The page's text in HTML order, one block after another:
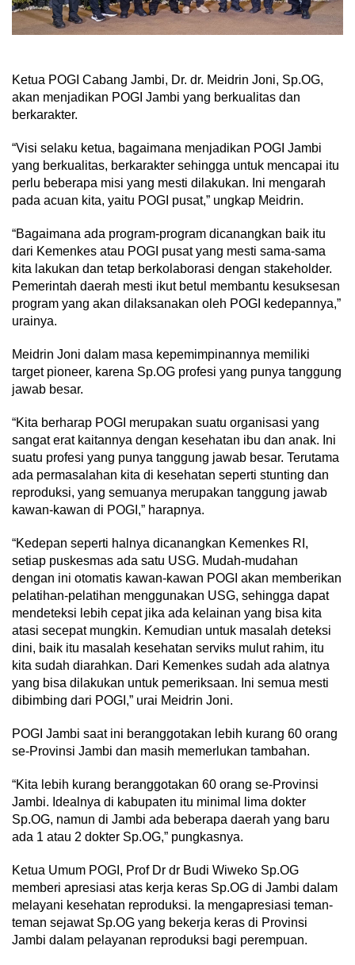
Ketua POGI Cabang Jambi, Dr. dr. Meidrin Joni, Sp.OG,
akan menjadikan POGI Jambi yang berkualitas dan
berkarakter.
“Visi selaku ketua, bagaimana menjadikan POGI Jambi
yang berkualitas, berkarakter sehingga untuk mencapai itu
perlu beberapa misi yang mesti dilakukan. Ini mengarah
pada acuan kita, yaitu POGI pusat,” ungkap Meidrin.
“Bagaimana ada program-program dicanangkan baik itu
dari Kemenkes atau POGI pusat yang mesti sama-sama
kita lakukan dan tetap berkolaborasi dengan stakeholder.
Pemerintah daerah mesti ikut betul membantu kesuksesan
program yang akan dilaksanakan oleh POGI kedepannya,”
urainya.
Meidrin Joni dalam masa kepemimpinannya memiliki
target pioneer, karena Sp.OG profesi yang punya tanggung
jawab besar.
“Kita berharap POGI merupakan suatu organisasi yang
sangat erat kaitannya dengan kesehatan ibu dan anak. Ini
suatu profesi yang punya tanggung jawab besar. Terutama
ada permasalahan kita di kesehatan seperti stunting dan
reproduksi, yang semuanya merupakan tanggung jawab
kawan-kawan di POGI,” harapnya.
“Kedepan seperti halnya dicanangkan Kemenkes RI,
setiap puskesmas ada satu USG. Mudah-mudahan
dengan ini otomatis kawan-kawan POGI akan memberikan
pelatihan-pelatihan menggunakan USG, sehingga dapat
mendeteksi lebih cepat jika ada kelainan yang bisa kita
atasi secepat mungkin. Kemudian untuk masalah deteksi
dini, baik itu masalah kesehatan serviks mulut rahim, itu
kita sudah diarahkan. Dari Kemenkes sudah ada alatnya
yang bisa dilakukan untuk pemeriksaan. Ini semua mesti
dibimbing dari POGI,” urai Meidrin Joni.
POGI Jambi saat ini beranggotakan lebih kurang 60 orang
se-Provinsi Jambi dan masih memerlukan tambahan.
“Kita lebih kurang beranggotakan 60 orang se-Provinsi
Jambi. Idealnya di kabupaten itu minimal lima dokter
Sp.OG, namun di Jambi ada beberapa daerah yang baru
ada 1 atau 2 dokter Sp.OG,” pungkasnya.
Ketua Umum POGI, Prof Dr dr Budi Wiweko Sp.OG
memberi apresiasi atas kerja keras Sp.OG di Jambi dalam
melayani kesehatan reproduksi. Ia mengapresiasi teman-
teman sejawat Sp.OG yang bekerja keras di Provinsi
Jambi dalam pelayanan reproduksi bagi perempuan.